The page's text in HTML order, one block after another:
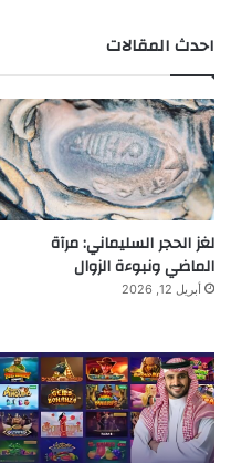
احدث المقالات
لغز الحجر السليماني: مرآة
الماضي ونبوءة الزوال
أبريل 12, 2026